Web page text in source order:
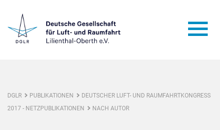
DGLR PUBLIKATIONEN
DEUTSCHER LUFT- UND RAUMFAHRTKONGRESS
2017 - NETZPUBLIKATIONEN
NACH AUTOR